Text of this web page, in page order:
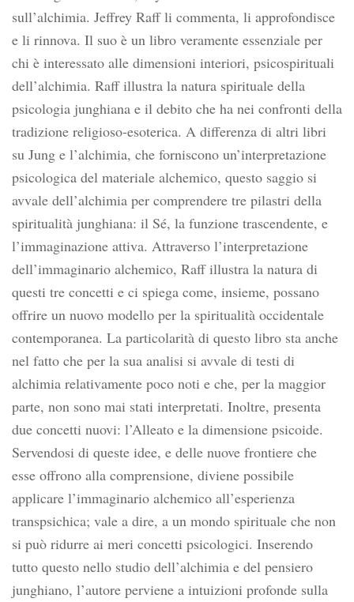
sull’alchimia. Jeffrey Raff li commenta, li approfondisce
e li rinnova. Il suo è un libro veramente essenziale per
chi è interessato alle dimensioni interiori, psicospirituali
dell’alchimia. Raff illustra la natura spirituale della
psicologia junghiana e il debito che ha nei confronti della
tradizione religioso-esoterica. A differenza di altri libri
su Jung e l’alchimia, che forniscono un’interpretazione
psicologica del materiale alchemico, questo saggio si
avvale dell’alchimia per comprendere tre pilastri della
spiritualità junghiana: il Sé, la funzione trascendente, e
l’immaginazione attiva. Attraverso l’interpretazione
dell’immaginario alchemico, Raff illustra la natura di
questi tre concetti e ci spiega come, insieme, possano
offrire un nuovo modello per la spiritualità occidentale
contemporanea. La particolarità di questo libro sta anche
nel fatto che per la sua analisi si avvale di testi di
alchimia relativamente poco noti e che, per la maggior
parte, non sono mai stati interpretati. Inoltre, presenta
due concetti nuovi: l’Alleato e la dimensione psicoide.
Servendosi di queste idee, e delle nuove frontiere che
esse offrono alla comprensione, diviene possibile
applicare l’immaginario alchemico all’esperienza
transpsichica; vale a dire, a un mondo spirituale che non
si può ridurre ai meri concetti psicologici. Inserendo
tutto questo nello studio dell’alchimia e del pensiero
junghiano, l’autore perviene a intuizioni profonde sulla